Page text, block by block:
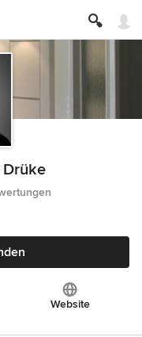
5 von 5 Sternen
Website